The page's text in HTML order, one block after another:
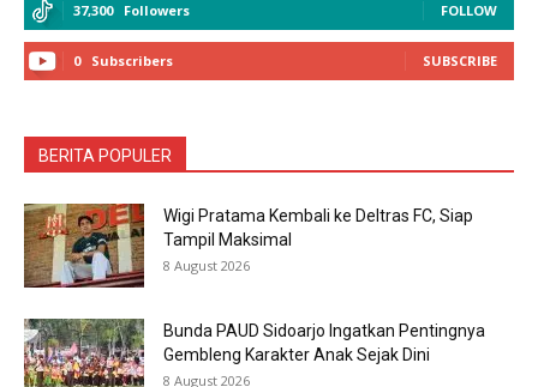
37,300 Followers FOLLOW
0 Subscribers SUBSCRIBE
BERITA POPULER
Wigi Pratama Kembali ke Deltras FC, Siap
Tampil Maksimal
8 August 2026
Bunda PAUD Sidoarjo Ingatkan Pentingnya
Gembleng Karakter Anak Sejak Dini
8 August 2026